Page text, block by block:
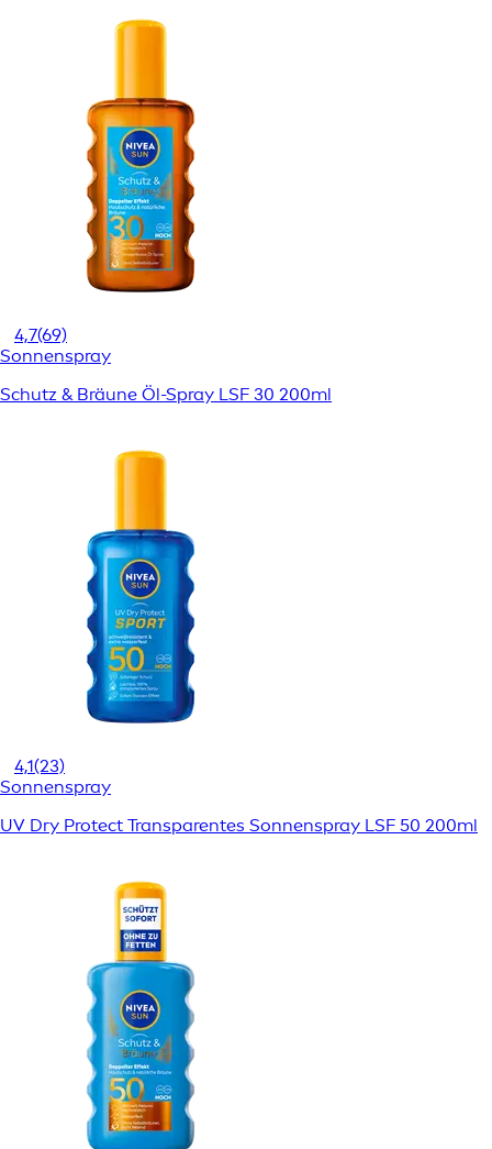
4,7(69)
Sonnenspray
Schutz & Bräune Öl-Spray LSF 30 200ml
4,1(23)
Sonnenspray
UV Dry Protect Transparentes Sonnenspray LSF 50 200ml